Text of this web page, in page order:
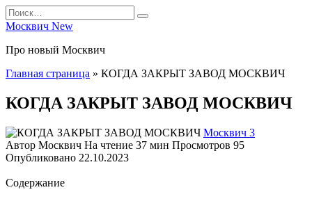
Перейти
к
Search
for:
Москвич New
Про новый Москвич
Главная страница » КОГДА ЗАКРЫТ ЗАВОД МОСКВИЧ
КОГДА ЗАКРЫТ ЗАВОД МОСКВИЧ
Москвич 3
Автор Москвич На чтение 37 мин Просмотров 95
Опубликовано 22.10.2023
Содержание